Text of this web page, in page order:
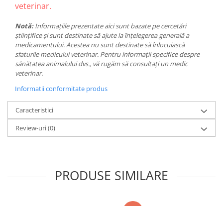
veterinar.
Notă:Informațiile prezentate aici sunt bazate pe cercetări
științifice și sunt destinate să ajute la înțelegerea generală a
medicamentului. Acestea nu sunt destinate să înlocuiască
sfaturile medicului veterinar. Pentru informații specifice despre
sănătatea animalului dvs., vă rugăm să consultați un medic
veterinar.
Informatii conformitate produs
Caracteristici
Review-uri(0)
PRODUSE SIMILARE